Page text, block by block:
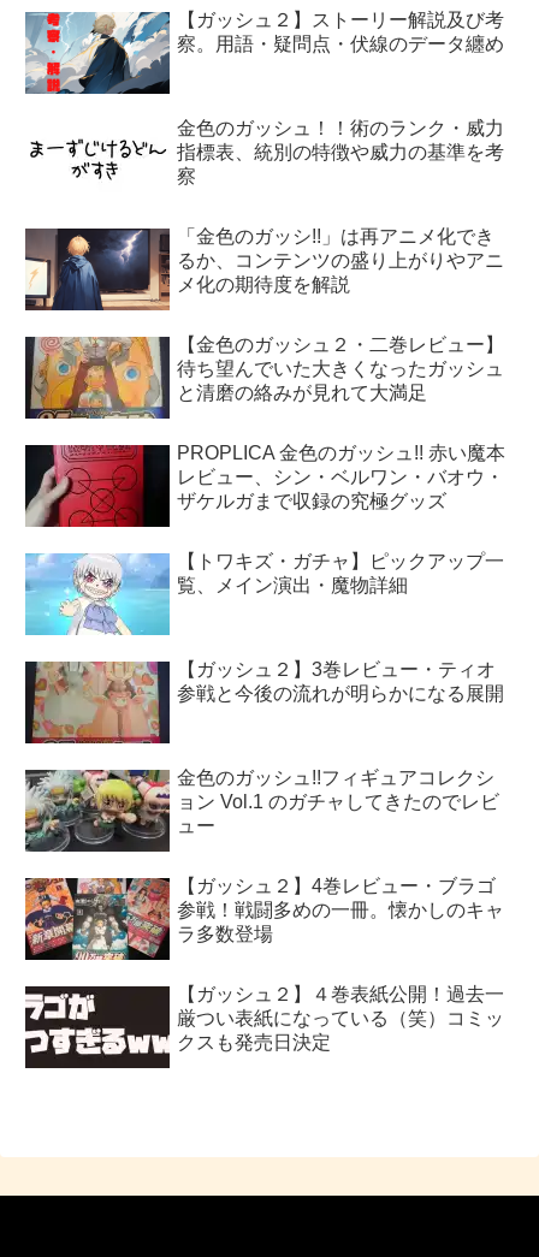
【ガッシュ２】ストーリー解説及び考
察。用語・疑問点・伏線のデータ纏め
金色のガッシュ！！術のランク・威力
指標表、統別の特徴や威力の基準を考
察
「金色のガッシ!!」は再アニメ化でき
るか、コンテンツの盛り上がりやアニ
メ化の期待度を解説
【金色のガッシュ２・二巻レビュー】
待ち望んでいた大きくなったガッシュ
と清磨の絡みが見れて大満足
PROPLICA 金色のガッシュ!! 赤い魔本
レビュー、シン・ベルワン・バオウ・
ザケルガまで収録の究極グッズ
【トワキズ・ガチャ】ピックアップ一
覧、メイン演出・魔物詳細
【ガッシュ２】3巻レビュー・ティオ
参戦と今後の流れが明らかになる展開
金色のガッシュ!!フィギュアコレクシ
ョン Vol.1 のガチャしてきたのでレビ
ュー
【ガッシュ２】4巻レビュー・ブラゴ
参戦！戦闘多めの一冊。懐かしのキャ
ラ多数登場
【ガッシュ２】４巻表紙公開！過去一
厳つい表紙になっている（笑）コミッ
クスも発売日決定